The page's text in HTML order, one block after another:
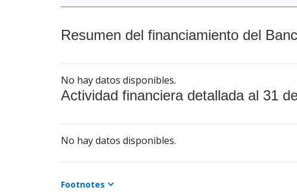
Resumen del financiamiento del
No hay datos disponibles.
Actividad financiera detallada al 31
No hay datos disponibles.
Footnotes